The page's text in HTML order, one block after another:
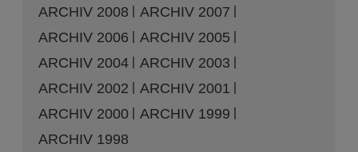
ARCHIV 2008
ARCHIV 2007
ARCHIV 2006
ARCHIV 2005
ARCHIV 2004
ARCHIV 2003
ARCHIV 2002
ARCHIV 2001
ARCHIV 2000
ARCHIV 1999
ARCHIV 1998